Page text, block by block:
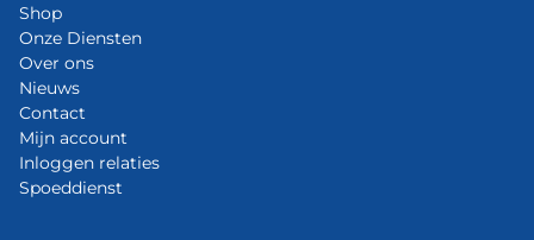
Shop
Onze Diensten
Over ons
Nieuws
Contact
Mijn account
Inloggen relaties
Spoeddienst